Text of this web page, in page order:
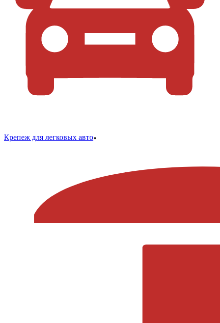
Крепеж для легковых авто